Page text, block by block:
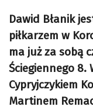
Dawid Błanik
piłkarzem w
ma już za sobą
Ściegiennego 8.
Cypryjczykiem
Martinem